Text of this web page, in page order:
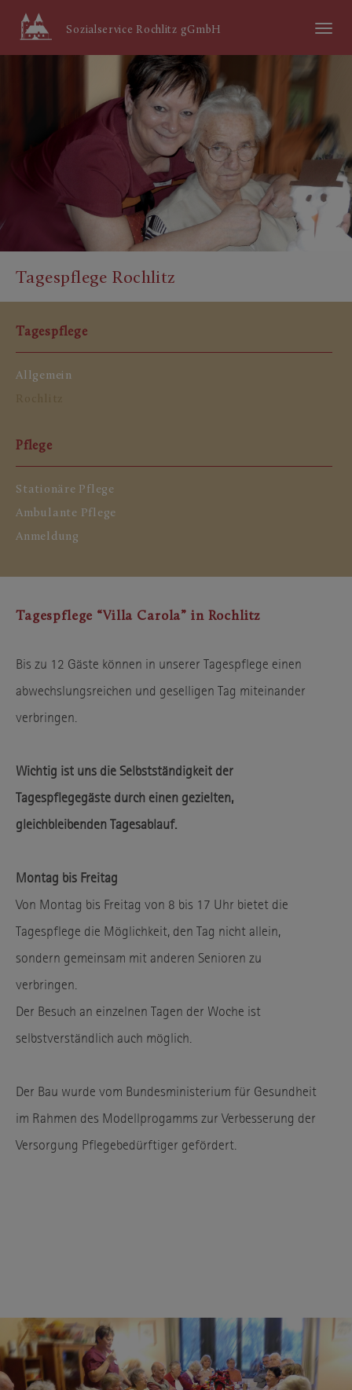
Menü
ein/aus
Sozialservice Rochlitz gGmbH
Tagespflege Rochlitz
Tagespflege
Allgemein
Pflege
Stationäre Pflege
Ambulante Pflege
Anmeldung
Tagespflege “Villa Carola” in Rochlitz
Bis zu 12 Gäste können in unserer Tagespflege einen
abwechslungsreichen und geselligen Tag miteinander
verbringen.
Wichtig ist uns die Selbstständigkeit der
Tagespflegegäste durch einen gezielten,
gleichbleibenden Tagesablauf.
Montag bis Freitag
Von Montag bis Freitag von 8 bis 17 Uhr bietet die
Tagespflege die Möglichkeit, den Tag nicht allein,
sondern gemeinsam mit anderen Senioren zu
verbringen.
Der Besuch an einzelnen Tagen der Woche ist
selbstverständlich auch möglich.
Der Bau wurde vom Bundesministerium für Gesundheit
im Rahmen des Modellprogamms zur Verbesserung der
Versorgung Pflegebedürftiger gefördert.